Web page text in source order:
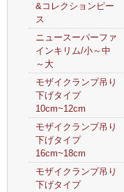
&コレクションピー
ス
ニュースーパーファ
インキリム/小～中
～大
モザイクランプ吊り
下げタイプ
10cm~12cm
モザイクランプ吊り
下げタイプ
16cm~18cm
モザイクランプ吊り
下げタイプ